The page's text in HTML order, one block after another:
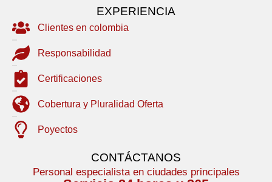
EXPERIENCIA
Clientes en colombia
Responsabilidad
Certificaciones
Cobertura y Pluralidad Oferta
Poyectos
CONTÁCTANOS
Personal especialista en ciudades principales